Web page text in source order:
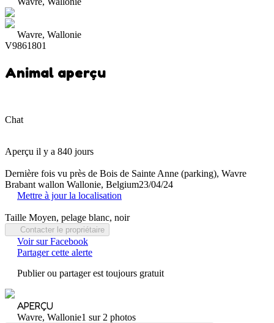
Wavre, Wallonie
V9861801
Animal aperçu
Chat
Aperçu il y a 840 jours
Dernière fois vu près de Bois de Sainte Anne (parking), Wavre
Brabant wallon Wallonie, Belgium23/04/24
Mettre à jour la localisation
Taille Moyen, pelage blanc, noir
Contacter le propriétaire
Voir sur Facebook
Partager cette alerte
Publier ou partager est toujours gratuit
APERÇU
Wavre, Wallonie1 sur 2 photos